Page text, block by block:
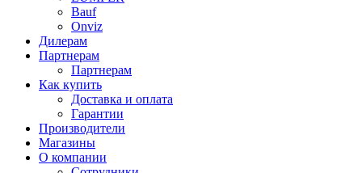
Bauf
Onviz
Дилерам
Партнерам
Партнерам
Как купить
Доставка и оплата
Гарантии
Производители
Магазины
О компании